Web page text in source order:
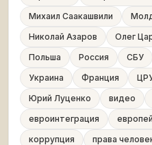
Михаил Саакашвили
Николай Азаров
Олег
Польша
Россия СБУ
Украина
Франция
Юрий Луценко
видео
евроинтеграция
коррупция
права